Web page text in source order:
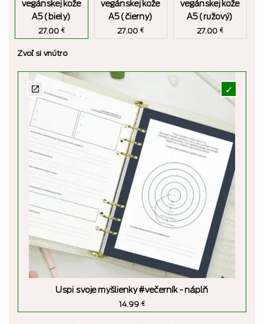
vegánskej kože
A5 (biely)
27.00 €
vegánskej kože
A5 (čierny)
27.00€
vegánskej kože
A5 (ružový)
27.00€
Zvoľ si vnútro
Uspi svoje myšlienky #večerník - náplň
14.99 €